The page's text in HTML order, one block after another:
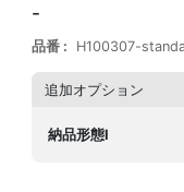
-
品番 H100307-
追加オプション
納品形態I